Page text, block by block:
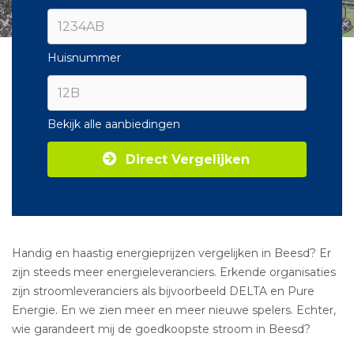
Huisnummer
Bekijk alle aanbiedingen
Direct Vergelijken
Handig en haastig energieprijzen vergelijken in Beesd? Er
zijn steeds meer energieleveranciers. Erkende organisaties
zijn stroomleveranciers als bijvoorbeeld DELTA en Pure
Energie. En we zien meer en meer nieuwe spelers. Echter,
wie garandeert mij de goedkoopste stroom in Beesd?